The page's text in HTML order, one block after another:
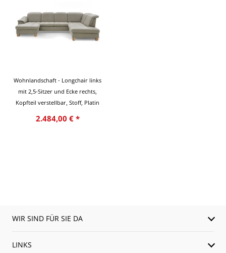
Wohnlandschaft - Longchair links
mit 2,5-Sitzer und Ecke rechts,
Kopfteil verstellbar, Stoff, Platin
2.484,00 € *
WIR SIND FÜR SIE DA
LINKS